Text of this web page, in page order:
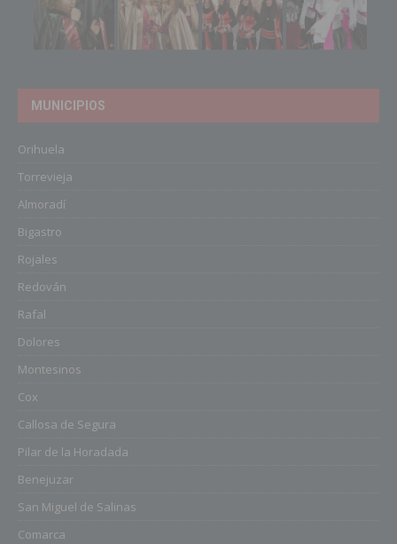
MUNICIPIOS
Orihuela
Torrevieja
Almoradí
Bigastro
Rojales
Redován
Rafal
Dolores
Montesinos
Cox
Callosa de Segura
Pilar de la Horadada
Benejuzar
San Miguel de Salinas
Comarca